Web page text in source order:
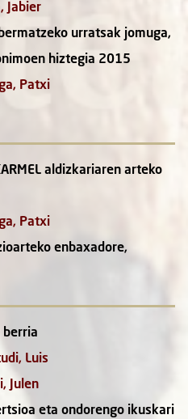
Jabier
urratsak jomuga,
hiztegia 2015
Patxi
aldizkariaren arteko
Patxi
enbaxadore,
berria
Luis
Julen
eta ondorengo ikuskari